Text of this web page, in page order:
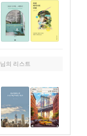
님의 리스트